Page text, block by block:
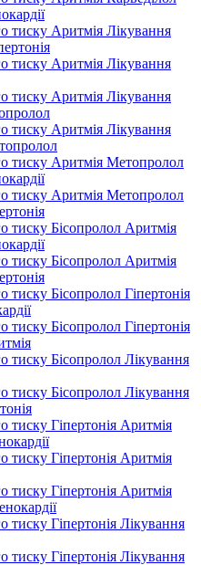
тиску Аритмія Лікування
тиску Аритмія Лікування
тиску Аритмія Лікування
тиску Аритмія Лікування
тиску Аритмія Метопролол
тиску Аритмія Метопролол
тиску Бісопролол Аритмія
тиску Бісопролол Аритмія
тиску Бісопролол Гіпертонія
тиску Бісопролол Гіпертонія
тиску Бісопролол Лікування
тиску Бісопролол Лікування
тиску Гіпертонія Аритмія
тиску Гіпертонія Аритмія
тиску Гіпертонія Аритмія
тиску Гіпертонія Лікування
тиску Гіпертонія Лікування